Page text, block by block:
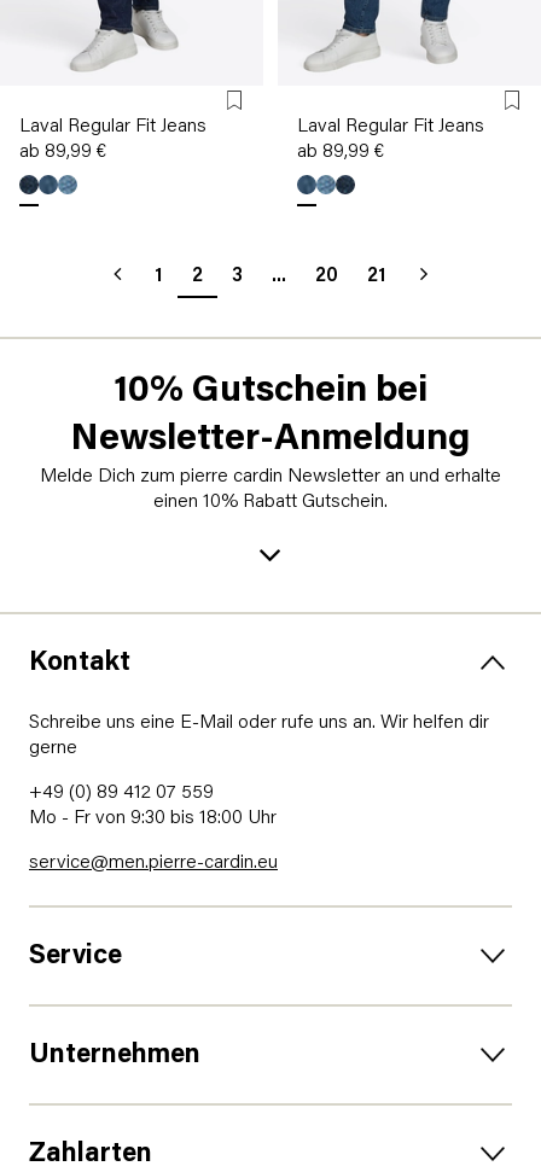
Laval Regular Fit Jeans
ab 89,99 €
Laval Regular Fit Jeans
ab 89,99 €
1 2 3 ... 20 21
10% Gutschein bei
Newsletter-Anmeldung
Melde Dich zum pierre cardin Newsletter an und erhalte
einen 10% Rabatt Gutschein.
Kontakt
Schreibe uns eine E-Mail oder rufe uns an. Wir helfen dir
gerne
+49 (0) 89 412 07 559
Mo - Fr von 9:30 bis 18:00 Uhr
service@men.pierre-cardin.eu
Service
Unternehmen
Zahlarten